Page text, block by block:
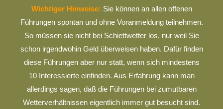
Wichtiger Hinweise: Sie können an allen offenen
Führungen spontan und ohne Voranmeldung teilnehmen.
So müssen sie nicht bei Schiettwetter los, nur weil Sie
schon irgendwohin Geld überweisen haben. Dafür finden
diese Führungen aber nur statt, wenn sich mindestens
10 Interessierte einfinden. Aus Erfahrung kann man
allerdings sagen, daß die Führungen bei zumutbaren
Wetterverhältnissen eigentlich immer gut besucht sind.